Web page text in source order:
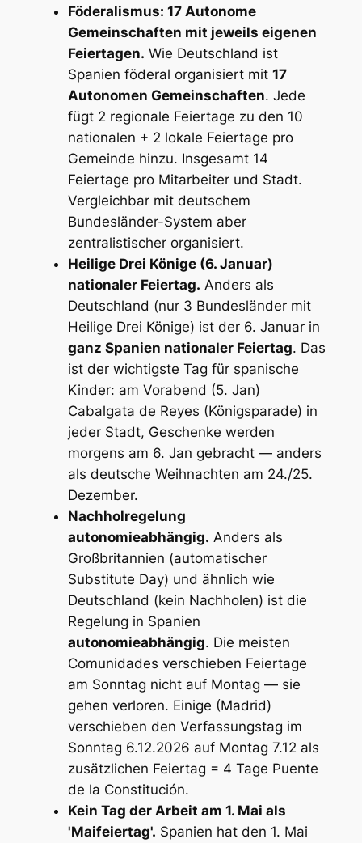
Föderalismus: 17 Autonome
Gemeinschaften mit jeweils eigenen
Feiertagen. Wie Deutschland ist
Spanien föderal organisiert mit 17
Autonomen Gemeinschaften. Jede
fügt 2 regionale Feiertage zu den 10
nationalen + 2 lokale Feiertage pro
Gemeinde hinzu. Insgesamt 14
Feiertage pro Mitarbeiter und Stadt.
Vergleichbar mit deutschem
Bundesländer-System aber
zentralistischer organisiert.
Heilige Drei Könige (6. Januar)
nationaler Feiertag. Anders als
Deutschland (nur 3 Bundesländer mit
Heilige Drei Könige) ist der 6. Januar in
ganz Spanien nationaler Feiertag. Das
ist der wichtigste Tag für spanische
Kinder: am Vorabend (5. Jan)
Cabalgata de Reyes (Königsparade) in
jeder Stadt, Geschenke werden
morgens am 6. Jan gebracht — anders
als deutsche Weihnachten am 24./25.
Dezember.
Nachholregelung
autonomieabhängig. Anders als
Großbritannien (automatischer
Substitute Day) und ähnlich wie
Deutschland (kein Nachholen) ist die
Regelung in Spanien
autonomieabhängig. Die meisten
Comunidades verschieben Feiertage
am Sonntag nicht auf Montag — sie
gehen verloren. Einige (Madrid)
verschieben den Verfassungstag im
Sonntag 6.12.2026 auf Montag 7.12 als
zusätzlichen Feiertag = 4 Tage Puente
de la Constitución.
Kein Tag der Arbeit am 1. Mai als
'Maifeiertag'. Spanien hat den 1. Mai